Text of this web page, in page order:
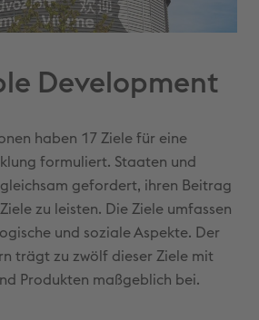
Development
haben 17 Ziele für eine
formuliert. Staaten und
gefordert, ihren Beitrag
zu leisten. Die Ziele umfassen
und soziale Aspekte. Der
trägt zu zwölf dieser Ziele mit
Produkten maßgeblich bei.